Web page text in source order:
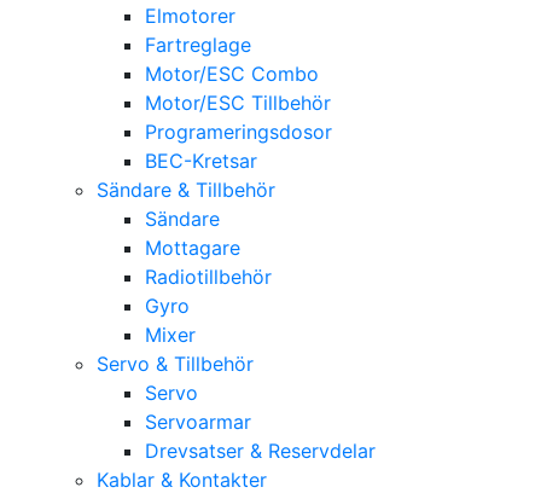
Elmotorer
Fartreglage
Motor/ESC Combo
Motor/ESC Tillbehör
Programeringsdosor
BEC-Kretsar
Sändare & Tillbehör
Sändare
Mottagare
Radiotillbehör
Gyro
Mixer
Servo & Tillbehör
Servo
Servoarmar
Drevsatser & Reservdelar
Kablar & Kontakter